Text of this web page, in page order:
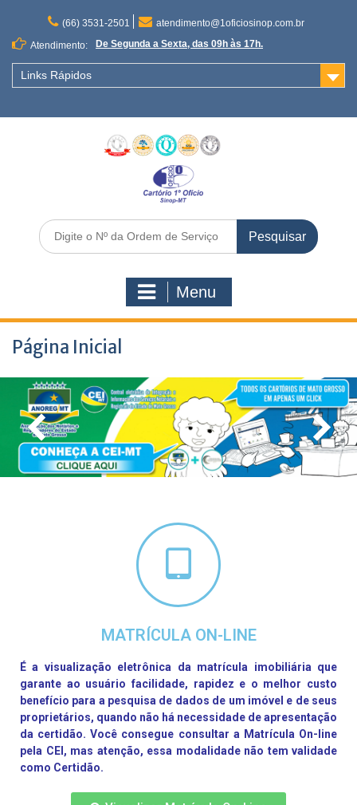
(66) 3531-2501
atendimento@1oficiosinop.com.br
Atendimento:
De Segunda a Sexta, das 09h às 17h.
Links Rápidos
Menu
Página Inicial
MATRÍCULA ON-LINE
É a visualização eletrônica da matrícula imobiliária que
garante ao usuário facilidade, rapidez e o melhor custo
benefício para a pesquisa de dados de um imóvel e de seus
proprietários, quando não há necessidade de apresentação
da certidão. Você consegue consultar a Matrícula On-line
pela CEI, mas atenção, essa modalidade não tem validade
como Certidão.